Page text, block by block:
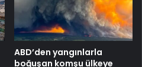
ABD’den yangınlarla
boğuşan komşu ülkeye